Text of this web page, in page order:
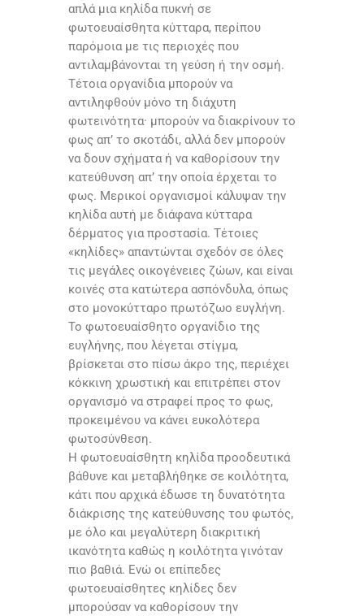
απλά μια κηλίδα πυκνή σε
φωτοευαίσθητα κύτταρα, περίπου
παρόμοια με τις περιοχές που
αντιλαμβάνονται τη γεύση ή την οσμή.
Τέτοια οργανίδια μπορούν να
αντιληφθούν μόνο τη διάχυτη
φωτεινότητα· μπορούν να διακρίνουν το
φως απ’ το σκοτάδι, αλλά δεν μπορούν
να δουν σχήματα ή να καθορίσουν την
κατεύθυνση απ’ την οποία έρχεται το
φως. Μερικοί οργανισμοί κάλυψαν την
κηλίδα αυτή με διάφανα κύτταρα
δέρματος για προστασία. Τέτοιες
«κηλίδες» απαντώνται σχεδόν σε όλες
τις μεγάλες οικογένειες ζώων, και είναι
κοινές στα κατώτερα ασπόνδυλα, όπως
στο μονοκύτταρο πρωτόζωο ευγλήνη.
Το φωτοευαίσθητο οργανίδιο της
ευγλήνης, που λέγεται στίγμα,
βρίσκεται στο πίσω άκρο της, περιέχει
κόκκινη χρωστική και επιτρέπει στον
οργανισμό να στραφεί προς το φως,
προκειμένου να κάνει ευκολότερα
φωτοσύνθεση.
Η φωτοευαίσθητη κηλίδα προοδευτικά
βάθυνε και μεταβλήθηκε σε κοιλότητα,
κάτι που αρχικά έδωσε τη δυνατότητα
διάκρισης της κατεύθυνσης του φωτός,
με όλο και μεγαλύτερη διακριτική
ικανότητα καθώς η κοιλότητα γινόταν
πιο βαθιά. Ενώ οι επίπεδες
φωτοευαίσθητες κηλίδες δεν
μπορούσαν να καθορίσουν την